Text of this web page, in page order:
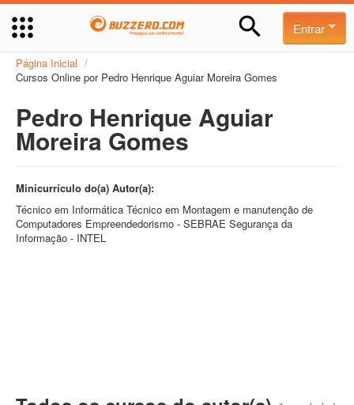
Entrar
Página Inicial /
Cursos Online por Pedro Henrique Aguiar Moreira Gomes
Pedro Henrique Aguiar
Moreira Gomes
Minicurrículo do(a) Autor(a):
Técnico em Informática Técnico em Montagem e manutenção de
Computadores Empreendedorismo - SEBRAE Segurança da
Informação - INTEL